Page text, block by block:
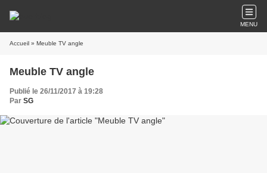
MENU
Accueil » Meuble TV angle
Meuble TV angle
Publié le 26/11/2017 à 19:28
Par SG